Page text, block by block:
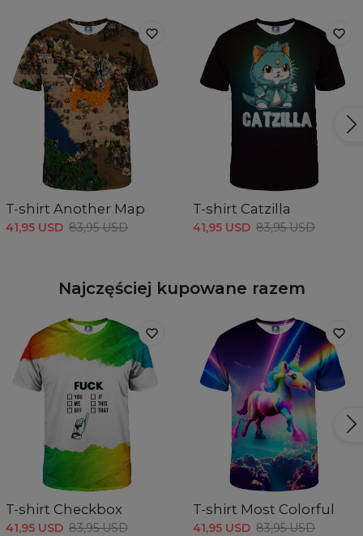
T-shirt Another Map
41,95 USD 83,95 USD
T-shirt Catzilla
41,95 USD 83,95 USD
Najczęściej kupowane razem
T-shirt Checkbox
41,95 USD 83,95 USD
T-shirt Most Colorful
41,95 USD 83,95 USD